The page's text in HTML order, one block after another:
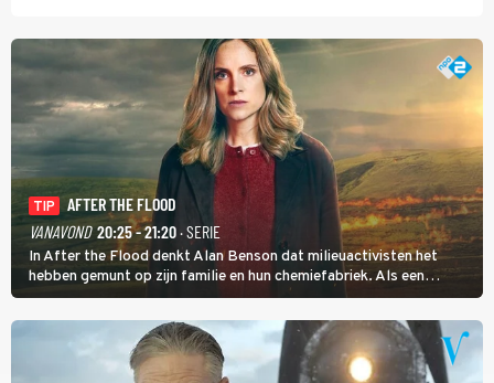
TIP
AFTER THE FLOOD
VANAVOND 20:25 - 21:20· SERIE
In After the Flood denkt Alan Benson dat milieuactivisten het
hebben gemunt op zijn familie en hun chemiefabriek. Als een
brandende boodschap in het veen de boel op scherp zet, besluit
Jo Marshall de jonge Finn Allen aan de tand te voelen.